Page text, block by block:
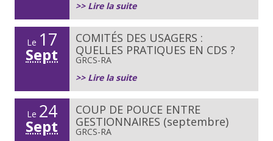
>> Lire la suite
Le 17
Sept
COMITÉS DES USAGERS :
QUELLES PRATIQUES EN CDS ?
GRCS-RA
>> Lire la suite
Le 24
Sept
COUP DE POUCE ENTRE
GESTIONNAIRES (septembre)
GRCS-RA